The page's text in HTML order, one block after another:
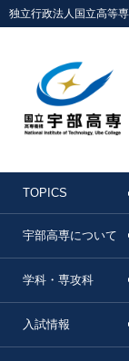
独立行政法人国立高等
TOPICS
宇部高専について
学科・専攻科
入試情報